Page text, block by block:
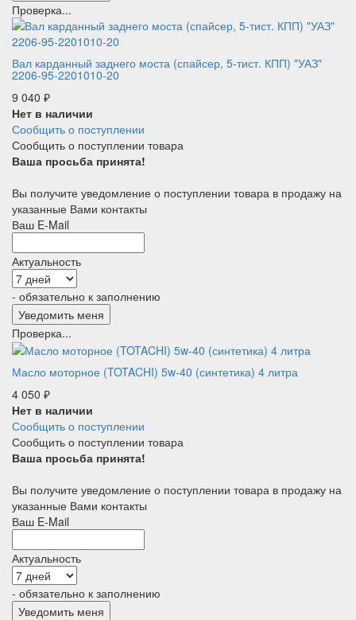
Проверка...
Вал карданный заднего моста (спайсер, 5-тист. КПП) "УАЗ"
2206-95-2201010-20
9 040 ₽
Нет в наличии
Сообщить о поступлении
Сообщить о поступлении товара
Ваша просьба принята!
Вы получите уведомление о поступлении товара в продажу на
указанные Вами контакты
Ваш E-Mail
Актуальность
- обязательно к заполнению
Проверка...
Масло моторное (TOTACHI) 5w-40 (синтетика) 4 литра
4 050 ₽
Нет в наличии
Сообщить о поступлении
Сообщить о поступлении товара
Ваша просьба принята!
Вы получите уведомление о поступлении товара в продажу на
указанные Вами контакты
Ваш E-Mail
Актуальность
- обязательно к заполнению